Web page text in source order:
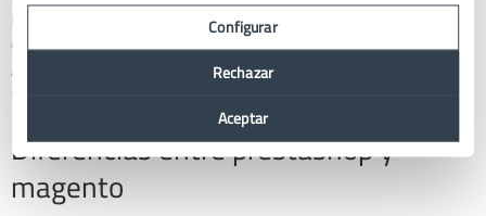
modificar el archivo “local.xml”, el cual se encuentra en el
directorio “/app/etc/local.xml“.
Así, en la línea “![CDATA[admin]]“ del bloque de código cambia
“admin” por un nombre random, como por ejemplo “Lk100Qe”.
Diferencias entre prestashop y
magento
Configurar
Rechazar
Aceptar